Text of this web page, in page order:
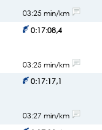
03:25 min/km
0:17:08,4
03:25 min/km
0:17:17,1
03:27 min/km